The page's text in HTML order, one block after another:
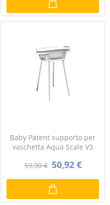
Baby Patent supporto per
vaschetta Aqua Scale V3
59,90 € 50,92 €